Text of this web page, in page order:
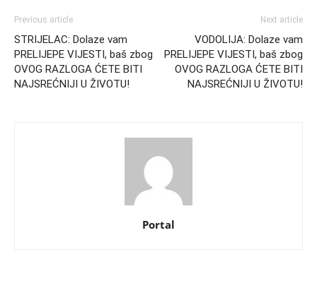
Previous article
STRIJELAC: Dolaze vam
PRELIJEPE VIJESTI, baš zbog
OVOG RAZLOGA ĆETE BITI
NAJSREĆNIJI U ŽIVOTU!
Next article
VODOLIJA: Dolaze vam
PRELIJEPE VIJESTI, baš zbog
OVOG RAZLOGA ĆETE BITI
NAJSREĆNIJI U ŽIVOTU!
Portal